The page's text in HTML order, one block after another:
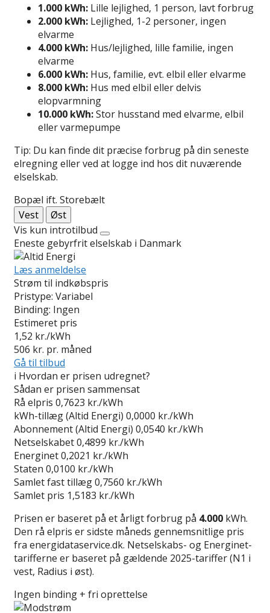
1.000 kWh: Lille lejlighed, 1 person, lavt forbrug
2.000 kWh: Lejlighed, 1-2 personer, ingen
elvarme
4.000 kWh: Hus/lejlighed, lille familie, ingen
elvarme
6.000 kWh: Hus, familie, evt. elbil eller elvarme
8.000 kWh: Hus med elbil eller delvis
elopvarmning
10.000 kWh:Stor husstand med elvarme, elbil
eller varmepumpe
Tip: Du kan finde dit præcise forbrug på din seneste
elregning eller ved at logge ind hos dit nuværende
elselskab.
Bopæl ift. Storebælt
Vest
Øst
Vis kun introtilbud
Eneste gebyrfrit elselskab i Danmark
Læs anmeldelse
Strøm til indkøbspris
Pristype: Variabel
Binding: Ingen
Estimeret pris
1,52 kr./kWh
506 kr. pr. måned
Gå til tilbud
i Hvordan er prisen udregnet?
Sådan er prisen sammensat
Rå elpris 0,7623 kr./kWh
kWh-tillæg (Altid Energi) 0,0000 kr./kWh
Abonnement (Altid Energi) 0,0540 kr./kWh
Netselskabet0,4899 kr./kWh
Energinet0,2021 kr./kWh
Staten 0,0100 kr./kWh
Samlet fast tillæg0,7560 kr./kWh
Samlet pris 1,5183 kr./kWh
Prisen er baseret på et årligt forbrug på 4.000 kWh.
Den rå elpris er sidste måneds gennemsnitlige pris
fra energidataservice.dk. Netselskabs- og Energinet-
tarifferne er baseret på gældende 2025-tariffer (N1 i
vest, Radius i øst).
Ingen binding + fri oprettelse